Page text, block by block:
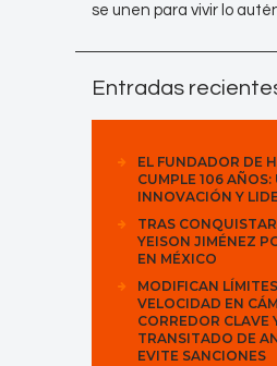
se unen para vivir lo
Entradas
EL FUNDADOR DE
CUMPLE 106 AÑOS:
INNOVACIÓN Y
TRAS
YEISON JIMÉNEZ
EN MÉXICO
MODIFICAN
VELOCIDAD EN
CORREDOR CLAVE
TRANSITADO DE
EVITE SANCIONES